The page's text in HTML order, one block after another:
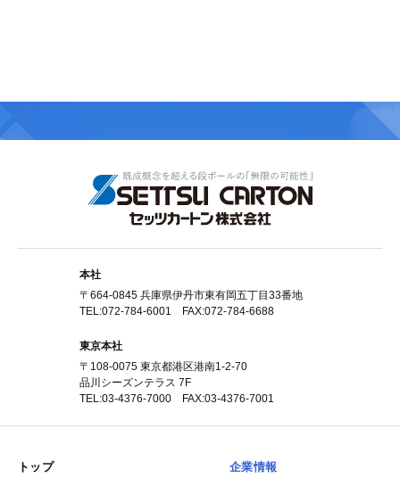
本社
〒664-0845 兵庫県伊丹市東有岡五丁目33番地
TEL:072-784-6001 FAX:072-784-6688
東京本社
〒108-0075 東京都港区港南1-2-70
品川シーズンテラス 7F
TEL:03-4376-7000 FAX:03-4376-7001
トップ 企業情報